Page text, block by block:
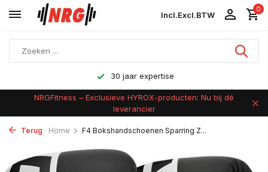
Incl.Excl.BTW
0
NRGFitness – Exclusieve HYROX-producten: Nu bij dé
leverancier
Terug Home F4 Bokshandschoenen Sparring Z...